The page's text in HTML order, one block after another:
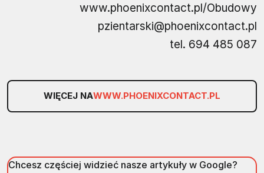
www.phoenixcontact.pl/Obudowy
pzientarski@phoenixcontact.pl
tel. 694 485 087
WIĘCEJ NAWWW.PHOENIXCONTACT.PL
Chcesz częściej widzieć nasze artykuły w Google?